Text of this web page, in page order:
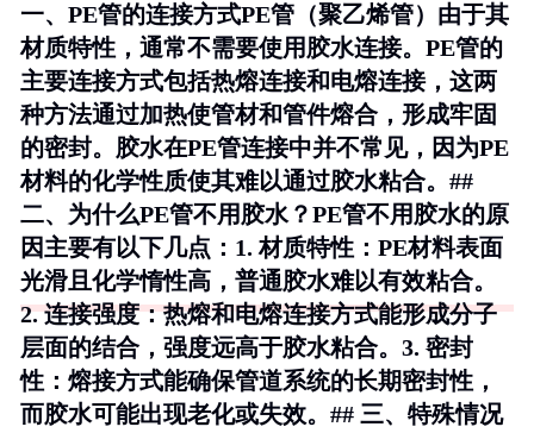
一、PE管的连接方式PE管（聚乙烯管）由于其
材质特性，通常不需要使用胶水连接。PE管的
主要连接方式包括热熔连接和电熔连接，这两
种方法通过加热使管材和管件熔合，形成牢固
的密封。胶水在PE管连接中并不常见，因为PE
材料的化学性质使其难以通过胶水粘合。##
二、为什么PE管不用胶水？PE管不用胶水的原
因主要有以下几点：1.材质特性 ：PE材料表面
光滑且化学惰性高，普通胶水难以有效粘合。
2.连接强度：热熔和电熔连接方式能形成分子
层面的结合，强度远高于胶水粘合。3.密封
性 ：熔接方式能确保管道系统的长期密封性，
而胶水可能出现老化或失效。## 三、特殊情况